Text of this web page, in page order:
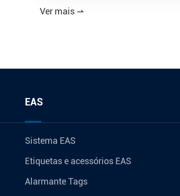
Ver mais 
EAS
Sistema EAS
Etiquetas e acessórios EAS
Alarmante Tags